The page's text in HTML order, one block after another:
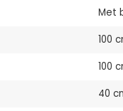
Met
100
100
40